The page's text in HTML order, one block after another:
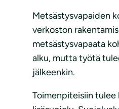
Metsästysvapaiden
verkoston
metsästysvapaata
alku, mutta työtä
jälkeenkin.
Toimenpiteisiin tulee